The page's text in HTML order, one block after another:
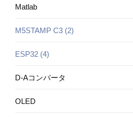
Matlab
M5STAMP C3 (2)
ESP32 (4)
D-Aコンバータ
OLED